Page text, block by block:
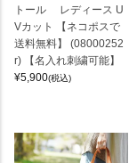
トール レディース U
Vカット 【ネコポスで
送料無料】 (08000252
r) 【名入れ刺繍可能】
¥5,900(税込)